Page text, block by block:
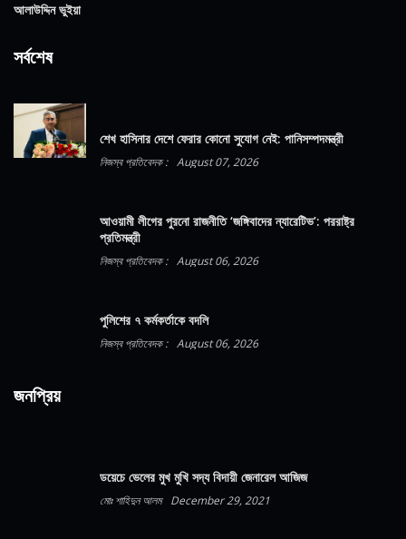
আলাউদ্দিন ভুইয়া
সর্বশেষ
শেখ হাসিনার দেশে ফেরার কোনো সুযোগ নেই: পানিসম্পদমন্ত্রী
নিজস্ব প্রতিবেদক : August 07, 2026
আওয়ামী লীগের পুরনো রাজনীতি ‘জঙ্গিবাদের ন্যারেটিভ’: পররাষ্ট্র
প্রতিমন্ত্রী
নিজস্ব প্রতিবেদক : August 06, 2026
পুলিশের ৭ কর্মকর্তাকে বদলি
নিজস্ব প্রতিবেদক : August 06, 2026
জনপ্রিয়
ডয়েচে ভেলের মুখ মুখি সদ্য বিদায়ী জেনারেল আজিজ
মোঃ শাহিদুন আলম December 29, 2021